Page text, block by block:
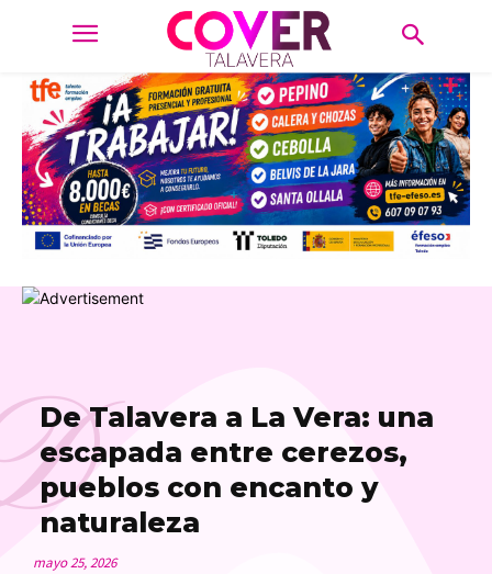
De Talavera a La Vera: una
escapada entre cerezos,
pueblos con encanto y
naturaleza
mayo 25, 2026